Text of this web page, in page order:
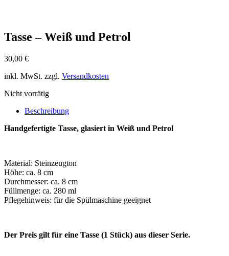
Tasse – Weiß und Petrol
30,00 €
inkl. MwSt. zzgl. Versandkosten
Nicht vorrätig
Beschreibung
Handgefertigte Tasse, glasiert in Weiß und Petrol
Material: Steinzeugton
Höhe: ca. 8 cm
Durchmesser: ca. 8 cm
Füllmenge: ca. 280 ml
Pflegehinweis: für die Spülmaschine geeignet
Der Preis gilt für eine Tasse (1 Stück) aus dieser Serie.